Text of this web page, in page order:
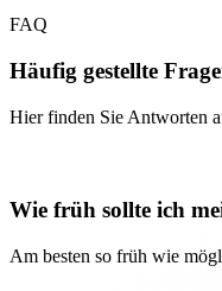
FAQ
Häufig gestellte
Hier finden Sie Antworten
Wie früh sollte ich
Am besten so früh wie